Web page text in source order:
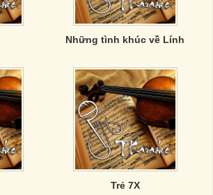
Những tình khúc về Lính
Trẻ 7X